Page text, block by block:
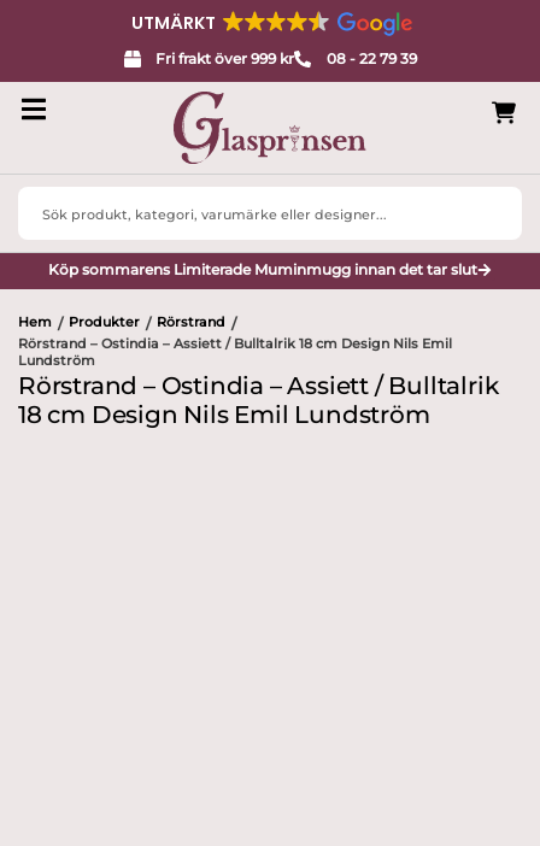
UTMÄRKT
Fri frakt över 999 kr 08 - 22 79 39
Search
Köp sommarens Limiterade Muminmugg innan det tar slut
Hem / Produkter / Rörstrand /
Rörstrand – Ostindia – Assiett / Bulltalrik 18 cm Design Nils Emil
Lundström
Rörstrand – Ostindia – Assiett / Bulltalrik
18 cm Design Nils Emil Lundström